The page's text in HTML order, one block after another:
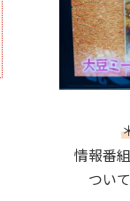
情報番
つい